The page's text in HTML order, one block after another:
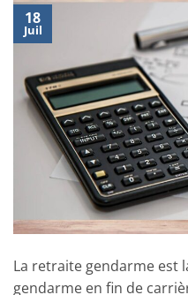
18
Juil
La retraite gendarme est
gendarme en fin de